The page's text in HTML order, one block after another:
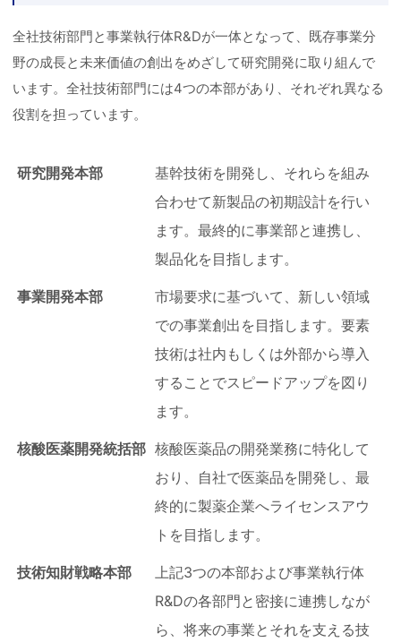
全社技術部門と事業執行体R&Dが一体となって、既存事業分
野の成長と未来価値の創出をめざして研究開発に取り組んで
います。全社技術部門には4つの本部があり、それぞれ異なる
役割を担っています。
研究開発本部
基幹技術を開発し、それらを組み
合わせて新製品の初期設計を行い
ます。最終的に事業部と連携し、
製品化を目指します。
事業開発本部
市場要求に基づいて、新しい領域
での事業創出を目指します。要素
技術は社内もしくは外部から導入
することでスピードアップを図り
ます。
核酸医薬開発統括部 核酸医薬品の開発業務に特化して
おり、自社で医薬品を開発し、最
終的に製薬企業へライセンスアウ
トを目指します。
技術知財戦略本部
上記3つの本部および事業執行体
R&Dの各部門と密接に連携しなが
ら、将来の事業とそれを支える技